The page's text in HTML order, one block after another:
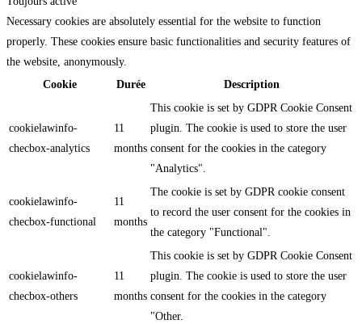
Necessary cookies are absolutely essential for the website to function
properly. These cookies ensure basic functionalities and security features of
the website, anonymously.
Cookie
Durée Description
cookielawinfo-
checbox-analytics
11
months
This cookie is set by GDPR Cookie Consent
plugin. The cookie is used to store the user
consent for the cookies in the category
"Analytics".
cookielawinfo-
checbox-functional
11
months
The cookie is set by GDPR cookie consent
to record the user consent for the cookies in
the category "Functional".
cookielawinfo-
checbox-others
11
months
This cookie is set by GDPR Cookie Consent
plugin. The cookie is used to store the user
consent for the cookies in the category
"Other.